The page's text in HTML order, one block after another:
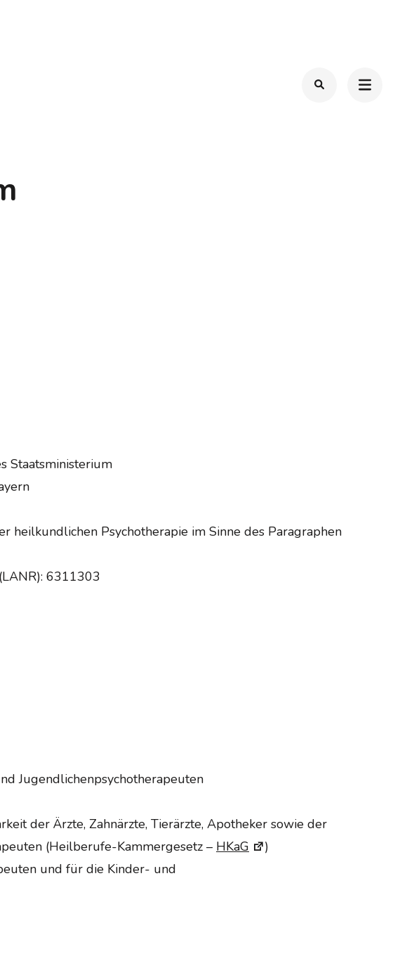
Staatsministerium
heilkundlichen Psychotherapie im Sinne des Paragraphen
6311303
Jugendlichenpsychotherapeuten
der Ärzte, Zahnärzte, Tierärzte, Apotheker sowie der
(Heilberufe-Kammergesetz – HKaG
)
und für die Kinder- und